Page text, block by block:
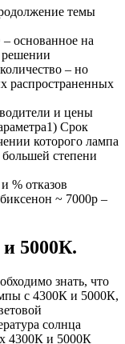
темы
основанное на
– но
распространенных
и цены
Срок
которого лампа
большей степени
% отказов
~ 7000р –
5000К.
знать, что
с 4300К и 5000К,
солнца
4300К и 5000К